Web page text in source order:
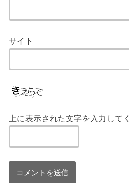
サイト
上に表示された文字を入力して